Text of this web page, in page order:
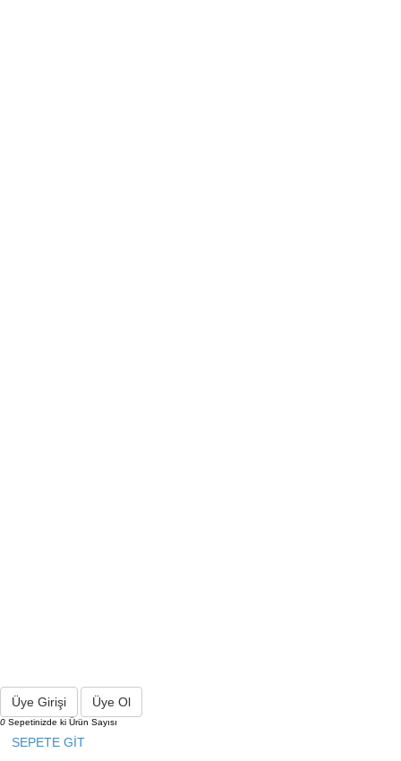
Üye Girişi Üye Ol
0 Sepetinizde ki Ürün Sayısı
SEPETE GİT